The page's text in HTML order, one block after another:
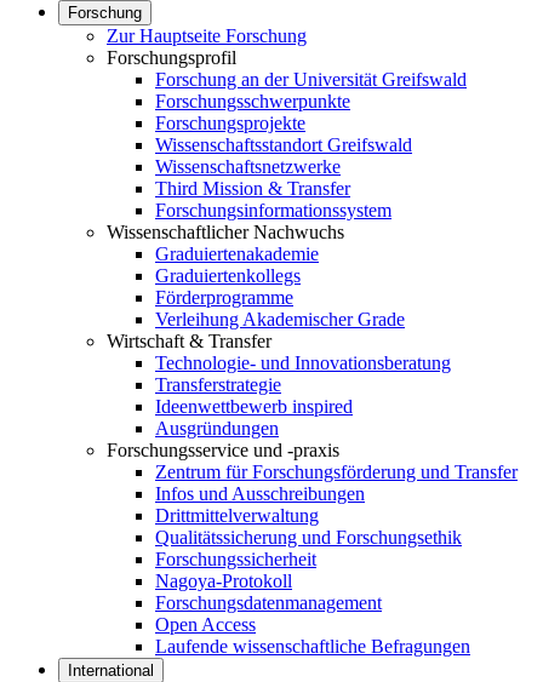
Forschung
Zur Hauptseite Forschung
Forschungsprofil
Forschung an der Universität Greifswald
Forschungsschwerpunkte
Forschungsprojekte
Wissenschaftsstandort Greifswald
Wissenschaftsnetzwerke
Third Mission & Transfer
Forschungsinformationssystem
Wissenschaftlicher Nachwuchs
Graduiertenakademie
Graduiertenkollegs
Förderprogramme
Verleihung Akademischer Grade
Wirtschaft & Transfer
Technologie- und Innovationsberatung
Transferstrategie
Ideenwettbewerb inspired
Ausgründungen
Forschungsservice und -praxis
Zentrum für Forschungsförderung und Transfer
Infos und Ausschreibungen
Drittmittelverwaltung
Qualitätssicherung und Forschungsethik
Forschungssicherheit
Nagoya-Protokoll
Forschungsdatenmanagement
Open Access
Laufende wissenschaftliche Befragungen
International